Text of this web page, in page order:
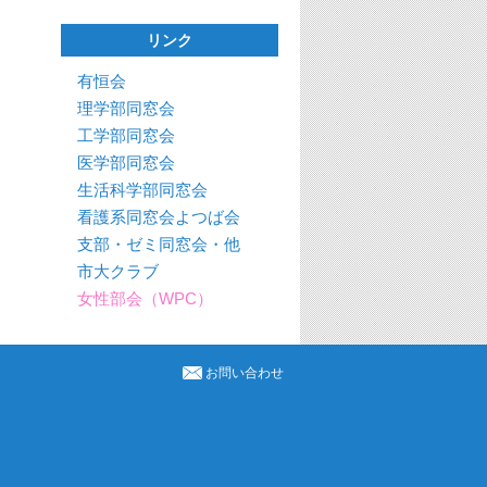
リンク
有恒会
理学部同窓会
工学部同窓会
医学部同窓会
生活科学部同窓会
看護系同窓会よつば会
支部・ゼミ同窓会・他
市大クラブ
女性部会（WPC）
お問い合わせ